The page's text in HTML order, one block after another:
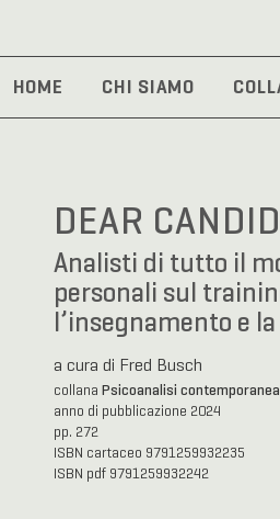
HOME CHI SIAMO
DEAR
Analisti di tutto il
personali sul
l’insegnamento e
a cura di Fred Busch
collana Psicoanalisi contemporanea
anno di pubblicazione 2024
pp. 272
ISBN cartaceo 9791259932235
ISBN pdf 9791259932242